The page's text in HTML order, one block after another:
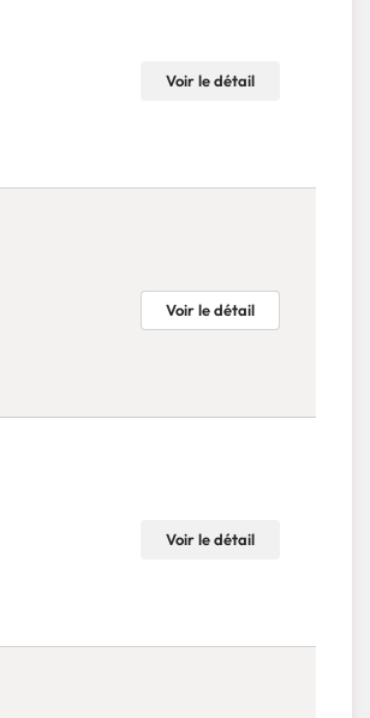
Voir le détail
Voir le détail
Voir le détail